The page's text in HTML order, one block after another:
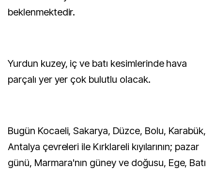
beklenmektedir.
Yurdun kuzey, iç ve batı kesimlerinde hava
parçalı yer yer çok bulutlu olacak.
Bugün Kocaeli, Sakarya, Düzce, Bolu, Karabük,
Antalya çevreleri ile Kırklareli kıyılarının; pazar
günü, Marmara'nın güney ve doğusu, Ege, Batı